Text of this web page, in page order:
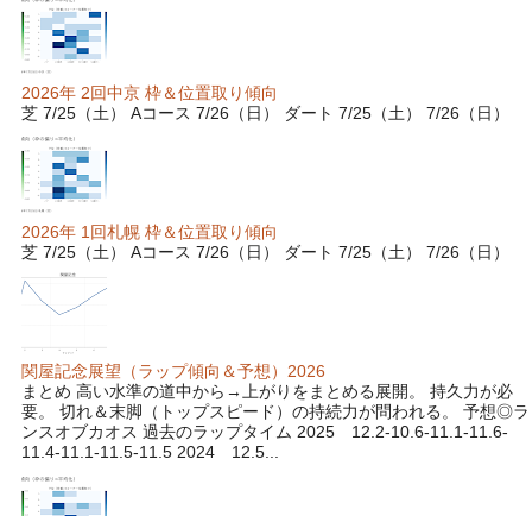
2026年 2回中京 枠＆位置取り傾向
芝 7/25（土） Aコース 7/26（日） ダート 7/25（土） 7/26（日）
2026年 1回札幌 枠＆位置取り傾向
芝 7/25（土） Aコース 7/26（日） ダート 7/25（土） 7/26（日）
関屋記念展望（ラップ傾向＆予想）2026
まとめ 高い水準の道中から→上がりをまとめる展開。 持久力が必
要。 切れ＆末脚（トップスピード）の持続力が問われる。 予想◎ラ
ンスオブカオス 過去のラップタイム 2025 12.2-10.6-11.1-11.6-
11.4-11.1-11.5-11.5 2024 12.5...